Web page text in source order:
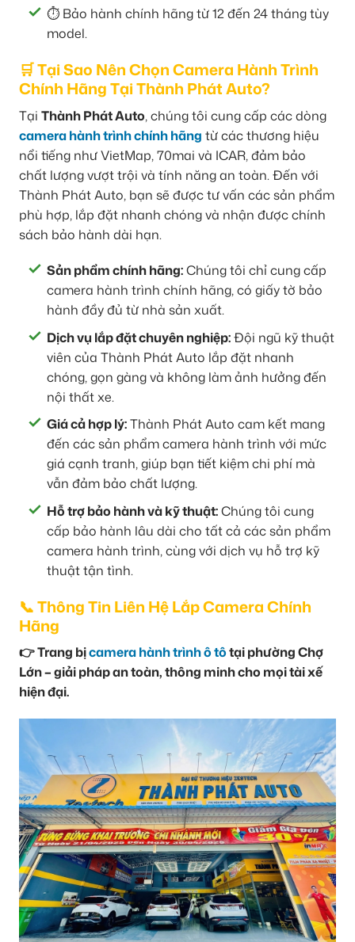
⏱️ Bảo hành chính hãng từ 12 đến 24 tháng tùy
model.
🛒 Tại Sao Nên Chọn Camera Hành Trình
Chính Hãng Tại Thành Phát Auto?
Tại Thành Phát Auto, chúng tôi cung cấp các dòng
camera hành trình chính hãng từ các thương hiệu
nổi tiếng như VietMap, 70mai và ICAR, đảm bảo
chất lượng vượt trội và tính năng an toàn. Đến với
Thành Phát Auto, bạn sẽ được tư vấn các sản phẩm
phù hợp, lắp đặt nhanh chóng và nhận được chính
sách bảo hành dài hạn.
Sản phẩm chính hãng:Chúng tôi chỉ cung cấp
camera hành trình chính hãng, có giấy tờ bảo
hành đầy đủ từ nhà sản xuất.
Dịch vụ lắp đặt chuyên nghiệp:Đội ngũ kỹ thuật
viên của Thành Phát Auto lắp đặt nhanh
chóng, gọn gàng và không làm ảnh hưởng đến
nội thất xe.
Giá cả hợp lý:Thành Phát Auto cam kết mang
đến các sản phẩm camera hành trình với mức
giá cạnh tranh, giúp bạn tiết kiệm chi phí mà
vẫn đảm bảo chất lượng.
Hỗ trợ bảo hành và kỹ thuật:Chúng tôi cung
cấp bảo hành lâu dài cho tất cả các sản phẩm
camera hành trình, cùng với dịch vụ hỗ trợ kỹ
thuật tận tình.
📞 Thông Tin Liên Hệ Lắp Camera Chính
Hãng
👉 Trang bịcamera hành trình ô tôtại phường Chợ
Lớn – giải pháp an toàn, thông minh cho mọi tài xế
hiện đại.